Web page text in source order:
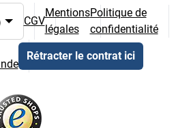
pays
CGV
Mentions
légales
Politique de
confidentialité
Rétracter le contrat ici